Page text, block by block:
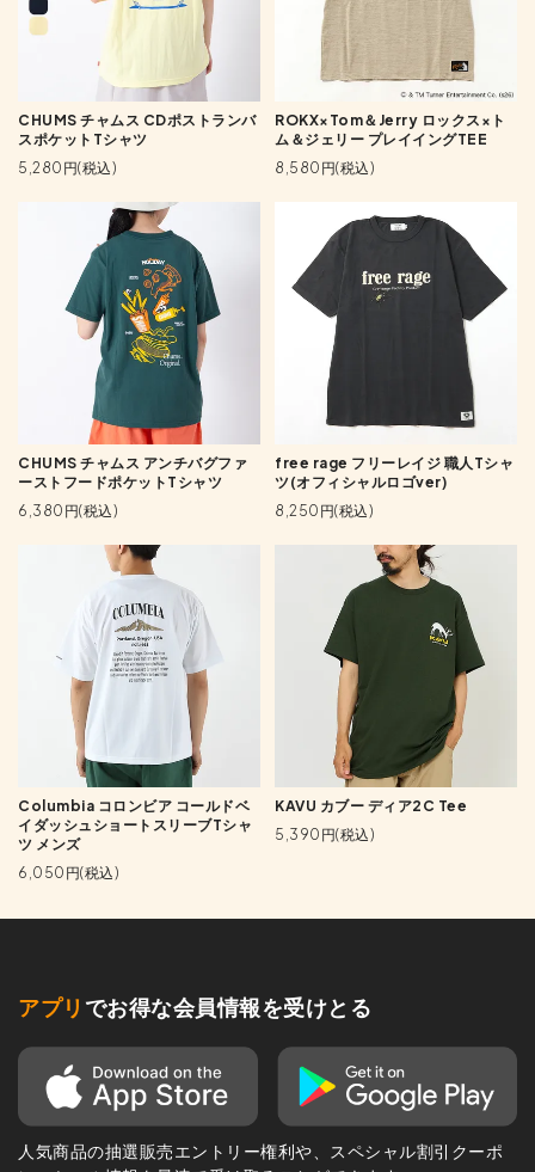
CHUMS チャムス CDポストランバ
スポケットTシャツ
5,280円(税込)
ROKX×Tom＆Jerry ロックス×ト
ム＆ジェリー プレイイングTEE
8,580円(税込)
CHUMS チャムス アンチバグファ
ーストフードポケットTシャツ
6,380円(税込)
free rage フリーレイジ 職人Tシャ
ツ(オフィシャルロゴver)
8,250円(税込)
Columbia コロンビア コールドベ
イダッシュショートスリーブTシャ
ツ メンズ
6,050円(税込)
KAVU カブー ディア2C Tee
5,390円(税込)
アプリ でお得な会員情報を受けとる
人気商品の抽選販売エントリー権利や、スペシャル割引クーポ